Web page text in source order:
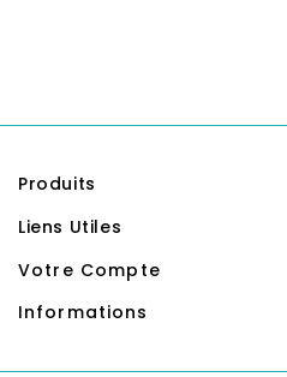
Produits
Liens Utiles
Votre Compte
Informations